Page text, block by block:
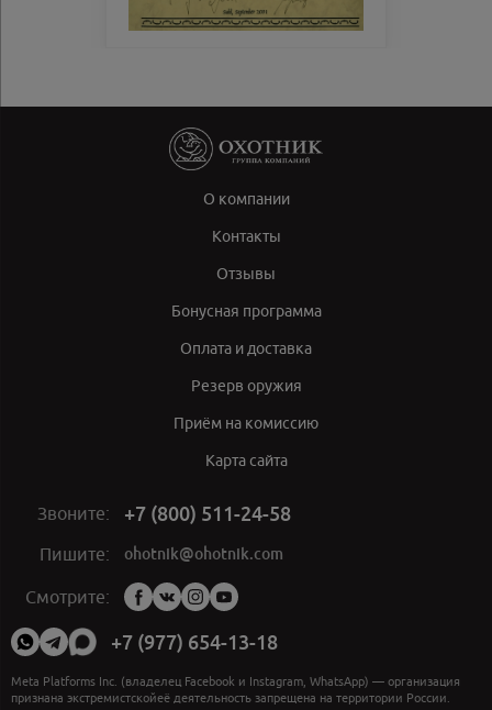
О компании
Контакты
Отзывы
Бонусная программа
Оплата и доставка
Резерв оружия
Приём на комиссию
Карта сайта
Звоните: +7 (800) 511-24-58
Пишите: ohotnik@ohotnik.com
Смотрите:
Мы
в
социальных
сетях:
+7 (977) 654-13-18
Meta Platforms Inc. (владелец Facebook и Instagram, WhatsApp) — организация
признана экстремистскойеё деятельность запрещена на территории России.